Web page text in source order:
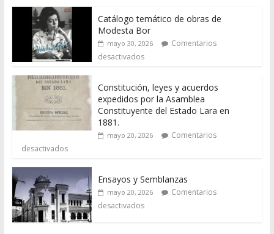
Catálogo temático de obras de
Modesta Bor
mayo 30, 2026
Comentarios
desactivados
Constitución, leyes y acuerdos
expedidos por la Asamblea
Constituyente del Estado Lara en
1881.
mayo 20, 2026
Comentarios
desactivados
Ensayos y Semblanzas
mayo 20, 2026
Comentarios
desactivados